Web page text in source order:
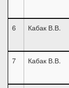
6
Кабак В.В.
7
Кабак В.В.